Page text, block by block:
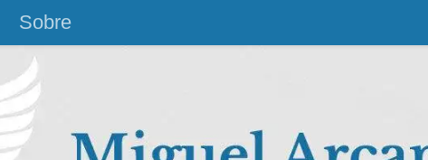
Sobre